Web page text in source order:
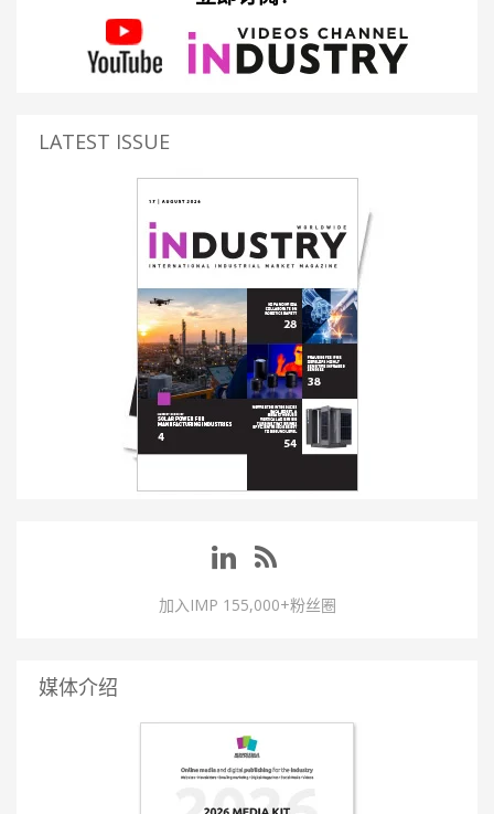
LATEST ISSUE
加入IMP 155,000+粉丝圈
媒体介绍